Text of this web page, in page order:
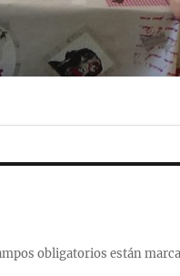
obligatorios están